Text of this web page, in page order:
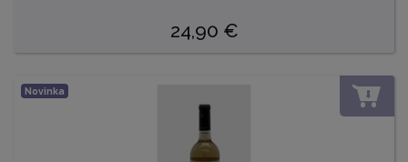
24,90 €
Novinka